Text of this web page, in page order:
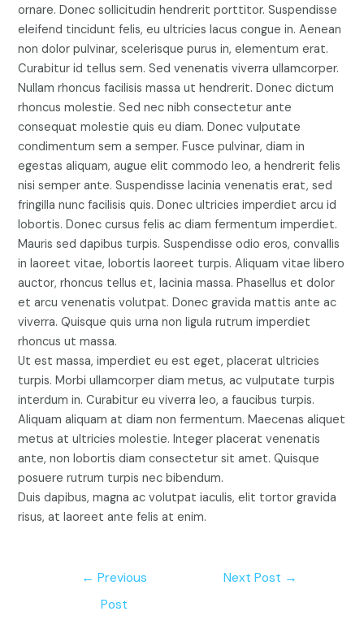
ornare. Donec sollicitudin hendrerit porttitor. Suspendisse
eleifend tincidunt felis, eu ultricies lacus congue in. Aenean
non dolor pulvinar, scelerisque purus in, elementum erat.
Curabitur id tellus sem. Sed venenatis viverra ullamcorper.
Nullam rhoncus facilisis massa ut hendrerit. Donec dictum
rhoncus molestie. Sed nec nibh consectetur ante
consequat molestie quis eu diam. Donec vulputate
condimentum sem a semper. Fusce pulvinar, diam in
egestas aliquam, augue elit commodo leo, a hendrerit felis
nisi semper ante. Suspendisse lacinia venenatis erat, sed
fringilla nunc facilisis quis. Donec ultricies imperdiet arcu id
lobortis. Donec cursus felis ac diam fermentum imperdiet.
Mauris sed dapibus turpis. Suspendisse odio eros, convallis
in laoreet vitae, lobortis laoreet turpis. Aliquam vitae libero
auctor, rhoncus tellus et, lacinia massa. Phasellus et dolor
et arcu venenatis volutpat. Donec gravida mattis ante ac
viverra. Quisque quis urna non ligula rutrum imperdiet
rhoncus ut massa.
Ut est massa, imperdiet eu est eget, placerat ultricies
turpis. Morbi ullamcorper diam metus, ac vulputate turpis
interdum in. Curabitur eu viverra leo, a faucibus turpis.
Aliquam aliquam at diam non fermentum. Maecenas aliquet
metus at ultricies molestie. Integer placerat venenatis
ante, non lobortis diam consectetur sit amet. Quisque
posuere rutrum turpis nec bibendum.
Duis dapibus, magna ac volutpat iaculis, elit tortor gravida
risus, at laoreet ante felis at enim.
← Previous
Post
Next Post →